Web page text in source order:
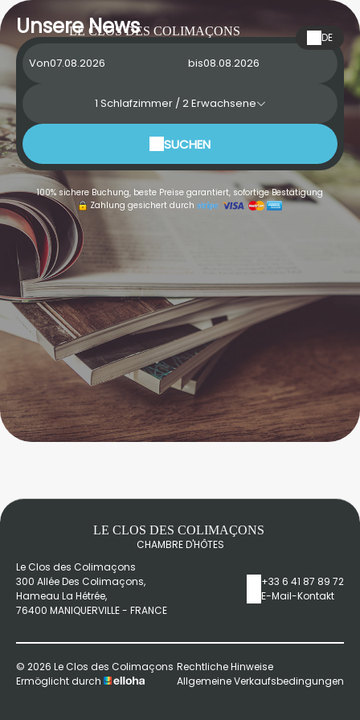
LE CLOS DES COLIMAÇONS DE
Unsere News
Von bis
1 Schlafzimmer /2Erwachsene
SUCHEN
100% sichere Buchung, beste Preise garantiert, sofortige Bestätigung
Zahlung gesichert durch
LE CLOS DES COLIMAÇONS
CHAMBRE D'HÔTES
Le Clos des Colimaçons
300 Allée Des Colimaçons,
Hameau La Hétrée,
76400 MANIQUERVILLE - FRANCE
+33 6 41 87 89 72
E-Mail-Kontakt
© 2026 Le Clos des Colimaçons
Ermöglicht durch
Rechtliche Hinweise
Allgemeine Verkaufsbedingungen